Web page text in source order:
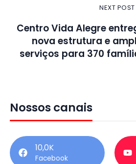
NEXT POST
Centro Vida Alegre
nova estrutura e
serviços para 370
Nossos canais
10,0K
Facebook